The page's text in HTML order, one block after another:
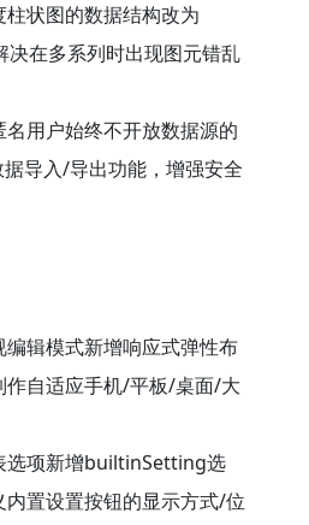
状图的数据结构改为
在多系列时出现图元错乱
用户始终不开放数据源的
导入/导出功能，增强安全
编辑模式新增响应式弹性布
作自适应手机/平板/桌面/大
选项新增builtinSetting选
内置设置按钮的显示方式/位